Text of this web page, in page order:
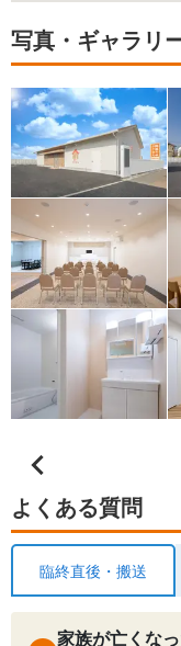
写真・ギャラリ
よくある質問
臨終直後・搬送
家族が亡くな